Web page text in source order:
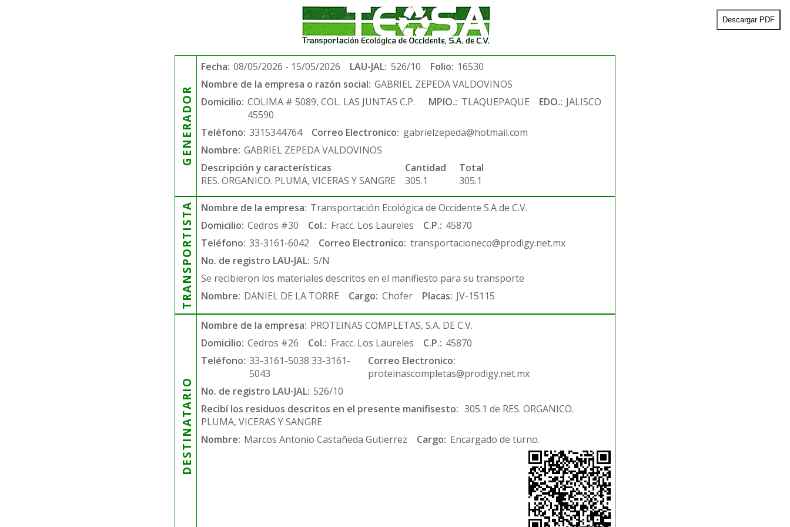
Descargar PDF
GENERADOR
Fecha: 08/05/2026 - 15/05/2026 LAU-JAL: 526/10 Folio: 16530
Nombre de la empresa o razón social: GABRIEL ZEPEDA VALDOVINOS
Domicilio: COLIMA # 5089, COL. LAS JUNTAS C.P.
45590
MPIO.: TLAQUEPAQUE EDO.: JALISCO
Teléfono: 3315344764 Correo Electronico: gabrielzepeda@hotmail.com
Nombre: GABRIEL ZEPEDA VALDOVINOS
Descripción y características
RES. ORGANICO. PLUMA, VICERAS Y SANGRE
Cantidad
305.1
Total
305.1
TRANSPORTISTA Nombre de la empresa: Transportación Ecológica de Occidente S.A de C.V.
Domicilio: Cedros #30 Col.: Fracc. Los Laureles C.P.: 45870
Teléfono: 33-3161-6042 Correo Electronico: transportacioneco@prodigy.net.mx
No. de registro LAU-JAL: S/N
Se recibieron los materiales descritos en el manifiesto para su transporte
Nombre: DANIEL DE LA TORRE Cargo: Chofer Placas: JV-15115
DESTINATARIO
Nombre de la empresa: PROTEINAS COMPLETAS, S.A. DE C.V.
Domicilio: Cedros #26 Col.: Fracc. Los Laureles C.P.: 45870
Teléfono: 33-3161-5038 33-3161-
5043
Correo Electronico:
proteinascompletas@prodigy.net.mx
No. de registro LAU-JAL: 526/10
Recibí los residuos descritos en el presente manifisesto: 305.1 de RES. ORGANICO.
PLUMA, VICERAS Y SANGRE
Nombre: Marcos Antonio Castañeda Gutierrez Cargo: Encargado de turno.